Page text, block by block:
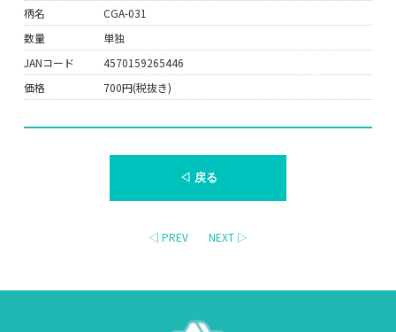
柄名
CGA-031
数量
単独
JANコード
4570159265446
価格
700円(税抜き)
◁ 戻る
◁ PREV NEXT ▷